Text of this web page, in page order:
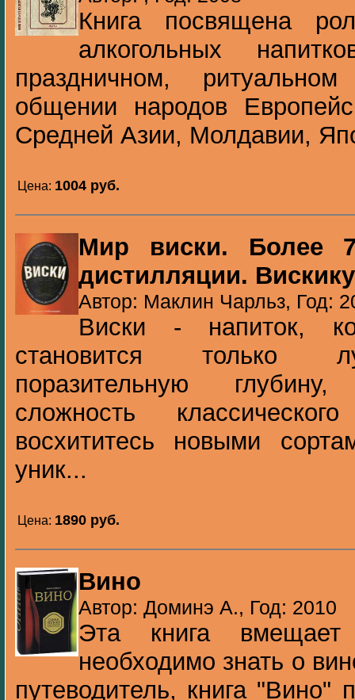
Книга посвящена
алкогольных
праздничном,
общении народов
Средней Азии, Молдавии,
Цена: 1004 pуб.
Мир виски. Более
дистилляции.
Автор: Маклин Чарльз, Год:
Виски - напиток,
становится только
поразительную
сложность
восхититесь новыми
уник...
Цена: 1890 pуб.
Вино
Автор: Доминэ А., Год: 2010
Эта книга
необходимо знать о
путеводитель, книга "Вино"